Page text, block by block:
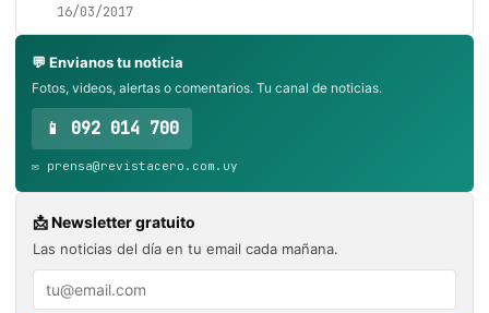
16/03/2017
💬 Envianos tu noticia
Fotos, videos, alertas o comentarios. Tu canal de noticias.
📱 092 014 700
✉️ prensa@revistacero.com.uy
📩 Newsletter gratuito
Las noticias del día en tu email cada mañana.